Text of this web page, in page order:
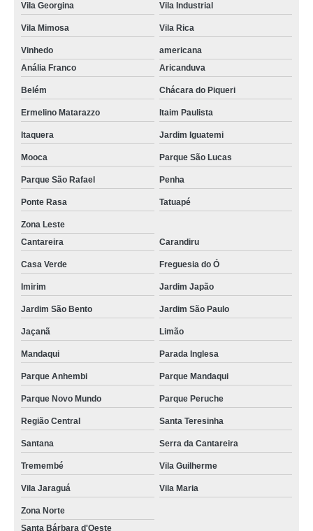
Vila Georgina Vila Industrial
Vila Mimosa Vila Rica
Vinhedo
americana
Anália Franco
Aricanduva
Belém Chácara do Piqueri
Ermelino Matarazzo Itaim Paulista
Itaquera Jardim Iguatemi
Mooca Parque São Lucas
Parque São Rafael Penha
Ponte Rasa Tatuapé
Zona Leste
Cantareira
Carandiru
Casa Verde Freguesia do Ó
Imirim Jardim Japão
Jardim São Bento Jardim São Paulo
Jaçanã Limão
Mandaqui Parada Inglesa
Parque Anhembi Parque Mandaqui
Parque Novo Mundo Parque Peruche
Região Central Santa Teresinha
Santana Serra da Cantareira
Tremembé Vila Guilherme
Vila Jaraguá Vila Maria
Zona Norte
Santa Bárbara d'Oeste